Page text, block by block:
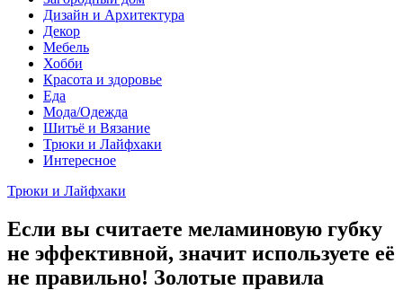
Дизайн и Архитектура
Декор
Мебель
Хобби
Красота и здоровье
Еда
Мода/Одежда
Шитьё и Вязание
Трюки и Лайфхаки
Интересное
Трюки и Лайфхаки
Если вы считаете меламиновую губку
не эффективной, значит используете её
не правильно! Золотые правила